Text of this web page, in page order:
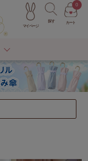
マイページ
探す カート
0